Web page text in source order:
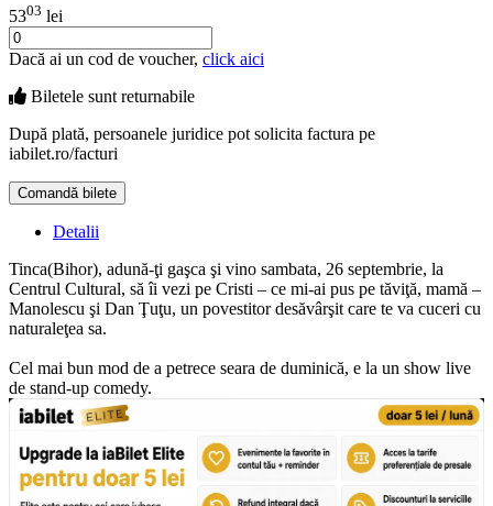
5303 lei
Dacă ai un cod de voucher, click aici
Biletele sunt returnabile
După plată, persoanele juridice pot solicita factura pe
iabilet.ro/facturi
Comandă bilete
Detalii
Tinca(Bihor), adună-ţi gaşca şi vino sambata, 26 septembrie, la
Centrul Cultural, să îi vezi pe Cristi – ce mi-ai pus pe tăviţă, mamă –
Manolescu şi Dan Ţuţu, un povestitor desăvârşit care te va cuceri cu
naturaleţea sa.
Cel mai bun mod de a petrece seara de duminică, e la un show live
de stand-up comedy.